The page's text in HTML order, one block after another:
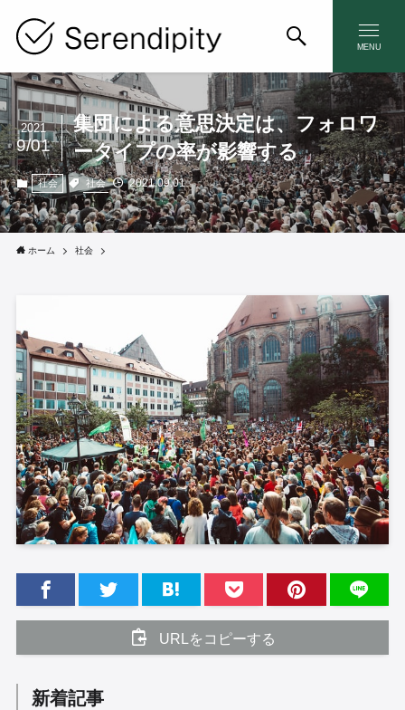
MENU
集団による意思決定は、フォロワ
ータイプの率が影響する
2021
9/01
社会 社会 2021.09.01
ホーム 社会
URLをコピーする
新着記事